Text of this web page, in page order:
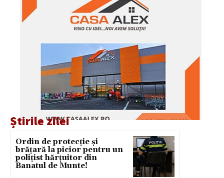
Știrile zilei
Ordin de protecție și
brățară la picior pentru un
polițist hărțuitor din
Banatul de Munte!